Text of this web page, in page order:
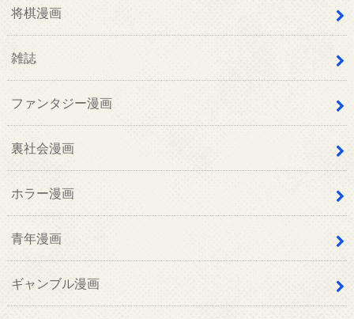
将棋漫画
雑誌
ファンタジー漫画
裏社会漫画
ホラー漫画
青年漫画
ギャンブル漫画